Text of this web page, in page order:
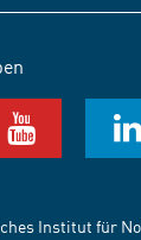
Institut für